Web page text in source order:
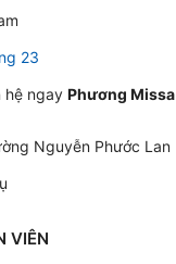
23
hệ ngayPhương Missa
Nguyễn Phước Lan
VIÊN